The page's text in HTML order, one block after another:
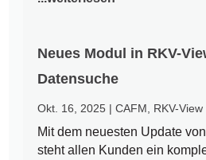
Neues Modul in RKV-
Datensuche
Okt. 16, 2025 |CAFM RKV-View
Mit dem neuesten Update
steht allen Kunden ein